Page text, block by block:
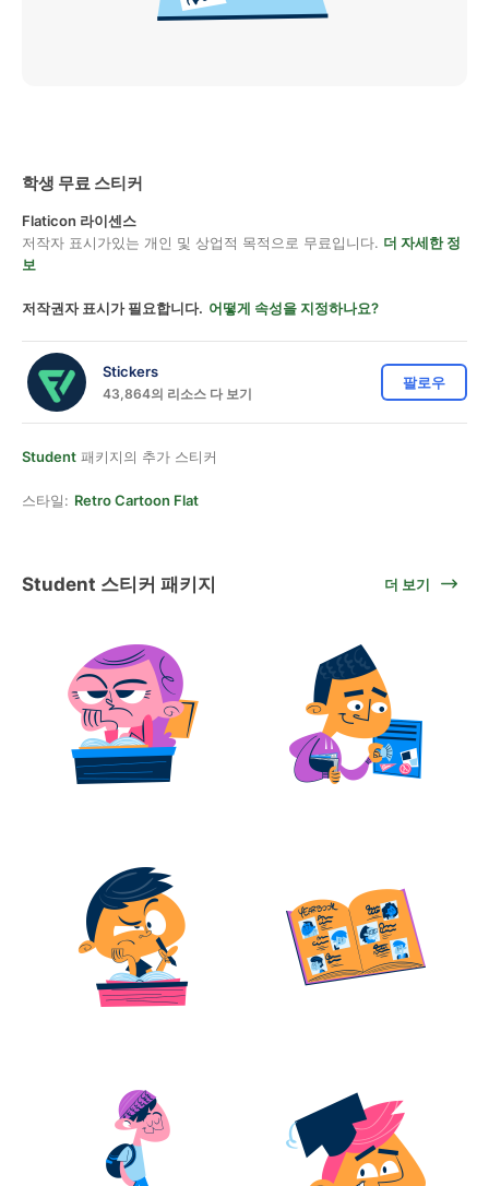
학생 무료 스티커
Flaticon 라이센스
저작자 표시가있는 개인 및 상업적 목적으로 무료입니다. 더 자세한 정
보
저작권자 표시가 필요합니다. 어떻게 속성을 지정하나요?
Stickers
43,864의 리소스 다 보기
팔로우
Student 패키지의 추가 스티커
스타일: Retro Cartoon Flat
Student 스티커 패키지 더 보기